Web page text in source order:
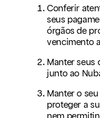
Conferir
seus
órgãos de
vencimento
Manter seus
junto ao
Manter o
proteger a
nem